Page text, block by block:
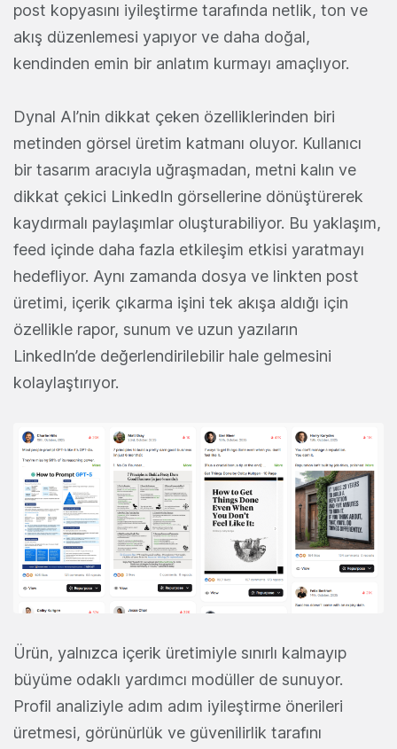
post kopyasını iyileştirme tarafında netlik, ton ve
akış düzenlemesi yapıyor ve daha doğal,
kendinden emin bir anlatım kurmayı amaçlıyor.
Dynal AI’nin dikkat çeken özelliklerinden biri
metinden görsel üretim katmanı oluyor. Kullanıcı
bir tasarım aracıyla uğraşmadan, metni kalın ve
dikkat çekici LinkedIn görsellerine dönüştürerek
kaydırmalı paylaşımlar oluşturabiliyor. Bu yaklaşım,
feed içinde daha fazla etkileşim etkisi yaratmayı
hedefliyor. Aynı zamanda dosya ve linkten post
üretimi, içerik çıkarma işini tek akışa aldığı için
özellikle rapor, sunum ve uzun yazıların
LinkedIn’de değerlendirilebilir hale gelmesini
kolaylaştırıyor.
Ürün, yalnızca içerik üretimiyle sınırlı kalmayıp
büyüme odaklı yardımcı modüller de sunuyor.
Profil analiziyle adım adım iyileştirme önerileri
üretmesi, görünürlük ve güvenilirlik tarafını